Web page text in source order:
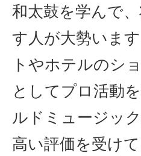
和太鼓を学んで
す人が大勢いま
トやホテルのシ
としてプロ活動
ルドミュージッ
高い評価を受け